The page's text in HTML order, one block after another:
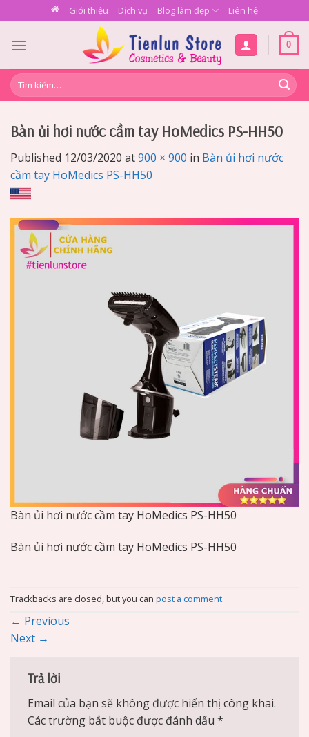
to
content
Giới thiệu Dịch vụ Blog làm đẹp Liên hệ
0
Tìm
kiếm:
Bàn ủi hơi nước cầm tay HoMedics PS-HH50
Published 12/03/2020 at900 × 900 in Bàn ủi hơi nước
cầm tay HoMedics PS-HH50
Bàn ủi hơi nước cầm tay HoMedics PS-HH50
Bàn ủi hơi nước cầm tay HoMedics PS-HH50
Trackbacks are closed, but you can post a comment.
← Previous
Next →
Trả lời
Email của bạn sẽ không được hiển thị công khai.
Các trường bắt buộc được đánh dấu *